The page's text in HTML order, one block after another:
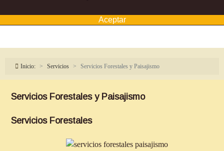
Aceptar
Inicio: Servicios Servicios Forestales y Paisajismo
Servicios Forestales y Paisajismo
Servicios Forestales